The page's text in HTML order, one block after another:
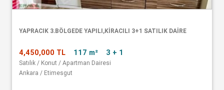
YAPRACIK 3.BÖLGEDE YAPILI,KİRACILI 3+1 SATILIK DAİRE
4,450,000 TL 117 m² 3 + 1
Satılık / Konut / Apartman Dairesi
Ankara / Etimesgut